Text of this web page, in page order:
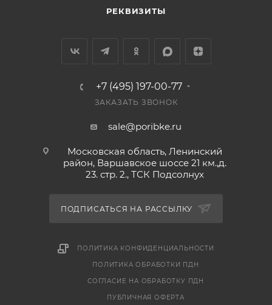
Продукт производится на предприятии, где
Рекомендация: за сутки до употребления
вкус, структуру и пользу продукта. Дождаться
полной разморозки и распаковать
Размороженный продукт повторно не
замораживать.
Купить в интернет-магазине "По-Рыбке" выгодно с
РЕКВИЗИТЫ
+7 (495) 197-00-77
ЗАКАЗАТЬ ЗВОНОК
sale@poribke.ru
Московская область, Ленинский
район, Варшавское шоссе 21 км.,д.
23. стр. 2., ТСК Подсолнух
ПОДПИСАТЬСЯ НА РАССЫЛКУ
ПОЛИТИКА КОНФИДЕНЦИАЛЬНОСТИ
ПОЛИТИКА ОБРАБОТКИ ПДН
СОГЛАСИЕ НА ОБРАБОТКУ ПДН
ПУБЛИЧНАЯ ОФЕРТА